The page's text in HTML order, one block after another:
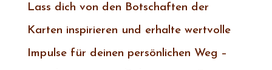
Lass dich von den Botschaften der
Karten inspirieren und erhalte wertvolle
Impulse für deinen persönlichen Weg –